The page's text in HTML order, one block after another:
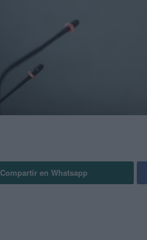
Compartir en Whatsapp